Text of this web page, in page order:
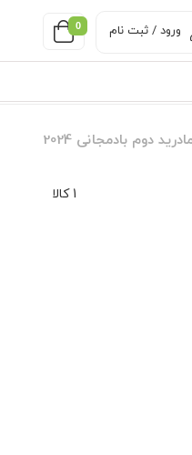
0 ورود / ثبت نام
دوم بادمجانی 2024
1 کالا